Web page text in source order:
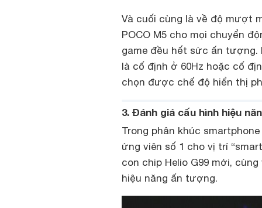
Và cuối cùng là về độ mượt
POCO M5 cho mọi chuyển
game đều hết sức ấn
là cố định ở 60Hz hoặc cố
chọn được chế độ hiển thị
3. Đánh giá cấu hình hiệu
Trong phân khúc
ứng viên số 1 cho vị trí
con chip Helio G99 mới,
hiệu năng ấn tượng.